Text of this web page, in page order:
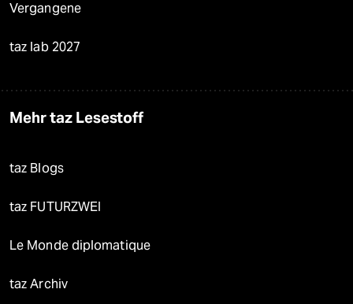
Vergangene
taz lab 2027
Mehr taz Lesestoff
taz Blogs
taz FUTURZWEI
Le Monde diplomatique
taz Archiv